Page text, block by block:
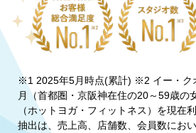
※1 2025年5月時点(累計) ※2 イー・ク
月（首都圏・京阪神在住の20～59歳の
（ホットヨガ・フィットネス）を現在
抽出は、売上高、店舗数、会員数にお